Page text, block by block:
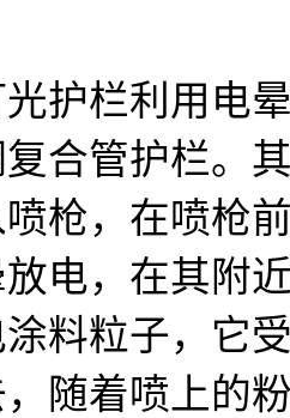
栏利用电晕
复合管护栏。
枪，在喷枪
电，在其附
料粒子，它
随着喷上的